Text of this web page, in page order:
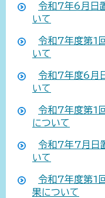
令和7年6月日
いて
令和7年度第1
いて
令和7年度6月
いて
令和7年度第1
について
令和7年7月日
いて
令和7年度第1
果について